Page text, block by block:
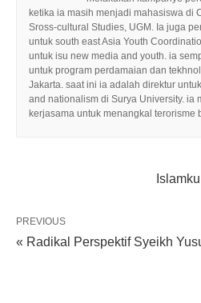
ketika ia masih menjadi mahasiswa di
Sross-cultural Studies, UGM. Ia juga
untuk south east Asia Youth
untuk isu new media and youth. ia
untuk program perdamaian dan
Jakarta. saat ini ia adalah direktur
and nationalism di Surya University. ia
kerjasama untuk menangkal terorisme
PREVIOUS
« Radikal Perspektif Syeikh